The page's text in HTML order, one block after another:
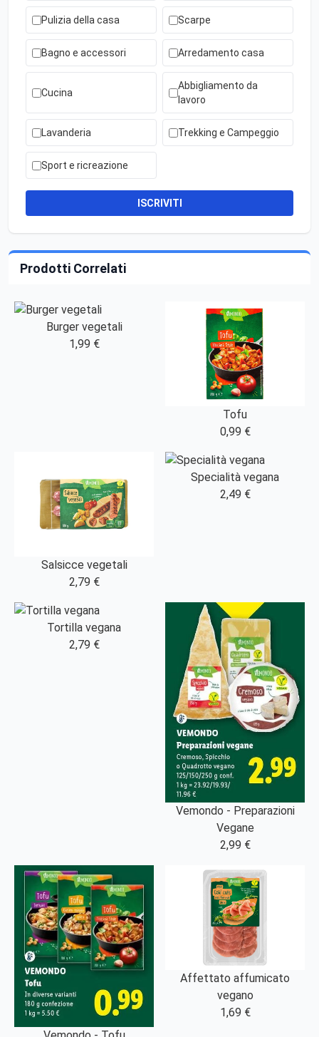
Pulizia della casa Scarpe
Bagno e accessori Arredamento casa
Cucina
Abbigliamento da
lavoro
Lavanderia Trekking e Campeggio
Sport e ricreazione
ISCRIVITI
Prodotti Correlati
Burger vegetali
1,99 €
Tofu
0,99 €
Salsicce vegetali
2,79 €
Specialità vegana
2,49 €
Tortilla vegana
2,79 €
Vemondo - Preparazioni
Vegane
2,99 €
Affettato affumicato
vegano
1,69 €